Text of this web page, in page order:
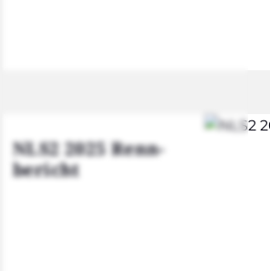
NLS2 2025 Renn­
be­richt